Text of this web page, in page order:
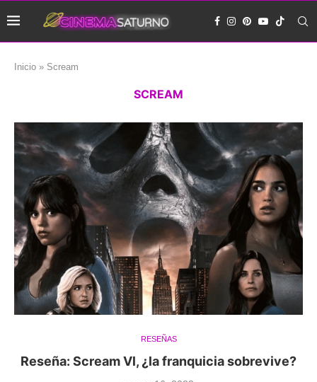
Inicio » Scream
SCREAM
RESEÑAS
Reseña: Scream Vl, ¿la franquicia sobrevive?